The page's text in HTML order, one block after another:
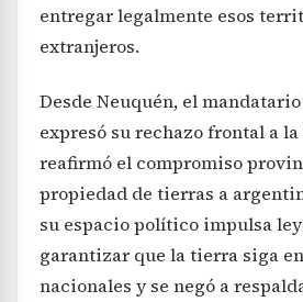
entregar legalmente esos
extranjeros.
Desde Neuquén, el
expresó su rechazo frontal a
reafirmó el compromiso
propiedad de tierras a
su espacio político impulsa
garantizar que la tierra siga
nacionales y se negó a